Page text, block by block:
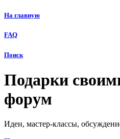
На главную
FAQ
Поиск
Подарки
форум
Идеи, мастер-классы,